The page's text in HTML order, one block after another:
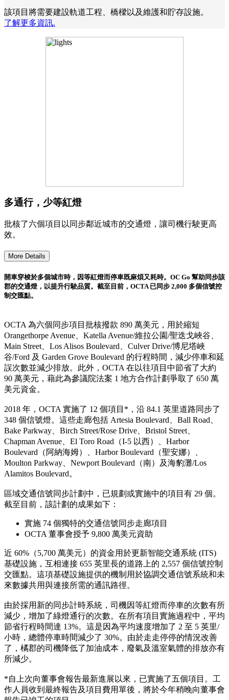
該項目將需要建設軌道工程、橋樑以及維護和貯存設施。
了解更多資訊.
多通行，少等紅燈
批核了六個項目以同步鄰近城市的交通燈，讓司機行駛更高
效。
More Details
開車穿梭於多個城市時，因等紅燈而停車既麻煩又耗時。OC Go 幫助同步該
郡的交通燈，以提升行駛品質。截至目前，OCTA 已同步 2,000 多個信號控
制交匯點。
OCTA 為六個同步項目批核撥款 890 萬美元，用於縮短
Orangethorpe Avenue、Katella Avenue/維拉公園/聖迭戈峽谷、
Main Street、Los Alisos Boulevard、Culver Drive/博尼塔峽
谷/Ford 及 Garden Grove Boulevard 的行程時間，減少停車和延
誤次數並減少排放。此外，OCTA 在以往項目中節省了大約
90 萬美元，藉此為參議院法案 1 地方合作計劃爭取了 650 萬
美元資金。
2018 年，OCTA 實施了 12 個項目*，沿 84.1 英里道路同步了
348 個信號燈。這些走廊包括 Artesia Boulevard、Ball Road、
Bake Parkway、Birch Street/Rose Drive、Bristol Street、
Chapman Avenue、El Toro Road（I-5 以西）、Harbor
Boulevard（阿納海姆）、Harbor Boulevard（聖安娜）、
Moulton Parkway、Newport Boulevard（南）及海豹灘/Los
Alamitos Boulevard。
區域交通信號同步計劃中，已規劃或實施中的項目有 29 個。
截至目前，該計劃的成果如下：
實施 74 個獨特的交通信號同步走廊項目
OCTA 董事會授予 9,800 萬美元資助
近 60%（5,700 萬美元）的資金用於更新智能交通系統 (ITS)
基礎設施，互相連接 655 英里長的道路上的 2,557 個信號控制
交匯點。這項基礎設施提供的機制用於協調交通信號系統和未
來數據共用與連接所需的通訊路徑。
由於採用新的同步計時系統，司機因等紅燈而停車的次數有所
減少，增加了綠燈通行的次數。在所有項目實施過程中，平均
節省行程時間達 13%。這是因為平均速度增加了 2 至 5 英里/
小時，總體停車時間減少了 30%。由於走走停停的情況改善
了，橘郡的司機降低了加油成本，廢氣及溫室氣體的排放亦有
所減少。
*自上次向董事會報告最新進展以來，已實施了五個項目。工
作人員收到最終報告及項目費用單後，將於今年稍晚向董事會